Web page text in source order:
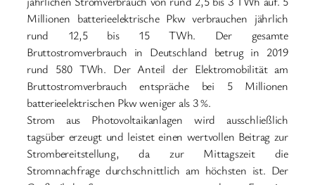
Millionen batterieelektrische Pkw verbrauchen jährlich
rund 12,5 bis 15 TWh. Der gesamte
Bruttostromverbrauch in Deutschland betrug in 2019
rund 580 TWh. Der Anteil der Elektromobilität am
Bruttostromverbrauch entspräche bei 5 Millionen
batterieelektrischen Pkw weniger als 3 %.
Strom aus Photovoltaikanlagen wird ausschließlich
tagsüber erzeugt und leistet einen wertvollen Beitrag zur
Strombereitstellung, da zur Mittagszeit die
Stromnachfrage durchschnittlich am höchsten ist. Der